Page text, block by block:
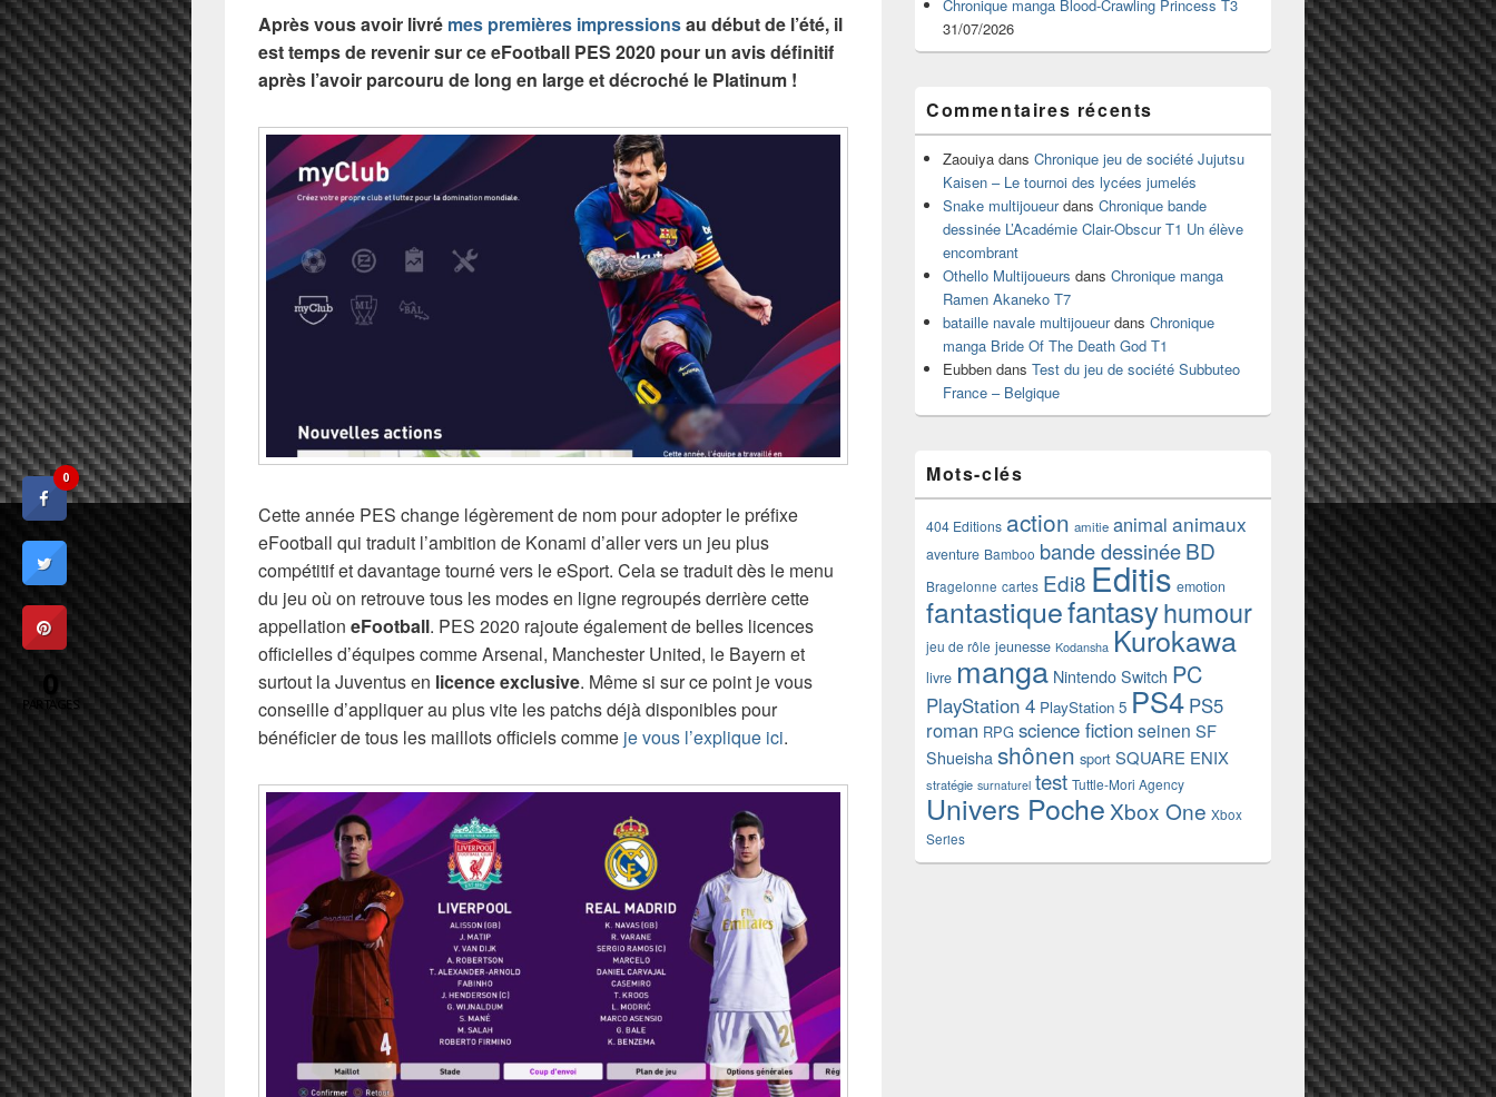
Après vous avoir livré mes premières impressionsau début de l’été, il
est temps de revenir sur ce eFootball PES 2020 pour un avis définitif
après l’avoir parcouru de long en large et décroché le Platinum !
Cette année PES change légèrement de nom pour adopter le préfixe
eFootball qui traduit l’ambition de Konami d’aller vers un jeu plus
compétitif et davantage tourné vers le eSport. Cela se traduit dès le menu
du jeu où on retrouve tous les modes en ligne regroupés derrière cette
appellation eFootball. PES 2020 rajoute également de belles licences
officielles d’équipes comme Arsenal, Manchester United, le Bayern et
surtout la Juventus en licence exclusive. Même si sur ce point je vous
conseille d’appliquer au plus vite les patchs déjà disponibles pour
bénéficier de tous les maillots officiels comme je vous l’explique ici.
Chronique manga Blood-Crawling Princess T3
31/07/2026
Commentaires récents
Zaouiya dans Chronique jeu de société Jujutsu
Kaisen – Le tournoi des lycées jumelés
Snake multijoueurdans Chronique bande
dessinée L’Académie Clair-Obscur T1 Un élève
encombrant
Othello Multijoueurs dans Chronique manga
Ramen Akaneko T7
bataille navale multijoueurdans Chronique
manga Bride Of The Death God T1
Eubben dans Test du jeu de société Subbuteo
France – Belgique
Mots-clés
404 Editions action amitie animal animaux
aventure Bamboo bande dessinéeBD
Bragelonne cartes Edi8 Editis emotion
fantastiquefantasyhumour
jeu de rôle jeunesse Kodansha Kurokawa
livre manga Nintendo Switch PC
PlayStation 4 PlayStation 5 PS4 PS5
roman RPG science fictionseinen SF
Shueisha shônen sport SQUARE ENIX
stratégie surnaturel test Tuttle-Mori Agency
Univers Poche Xbox One Xbox
Series
0
0
PARTAGES